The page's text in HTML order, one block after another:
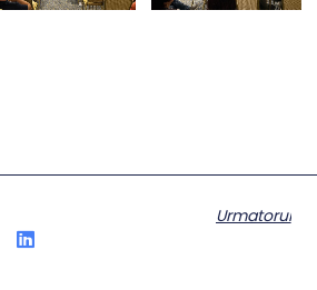
Urmatorul